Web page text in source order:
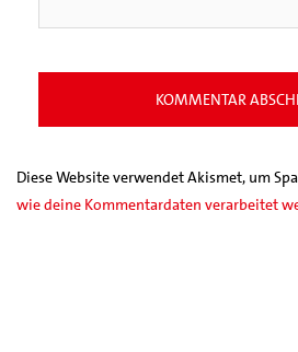
Diese Website verwendet Akismet, um
wie deine Kommentardaten verarbeitet